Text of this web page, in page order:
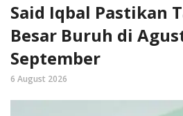
Said Iqbal Pastikan
Besar Buruh di
September
6 August 2026